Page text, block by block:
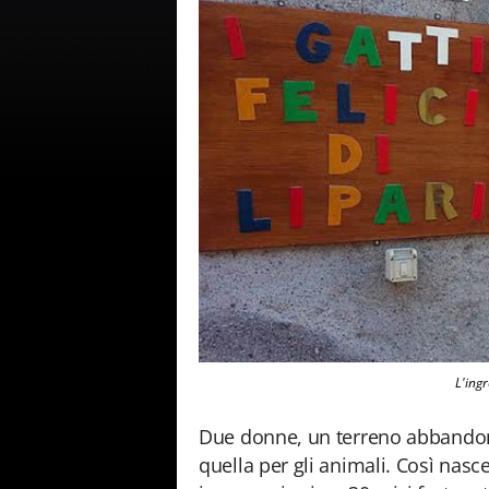
Due donne, un terreno
quella per gli animali. Così nasce